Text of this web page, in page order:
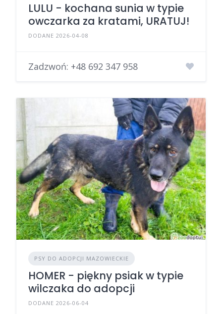
LULU - kochana sunia w typie
owczarka za kratami, URATUJ!
DODANE 2026-04-08
Zadzwoń: +48 692 347 958
PSY DO ADOPCJI MAZOWIECKIE
HOMER - piękny psiak w typie
wilczaka do adopcji
DODANE 2026-06-04